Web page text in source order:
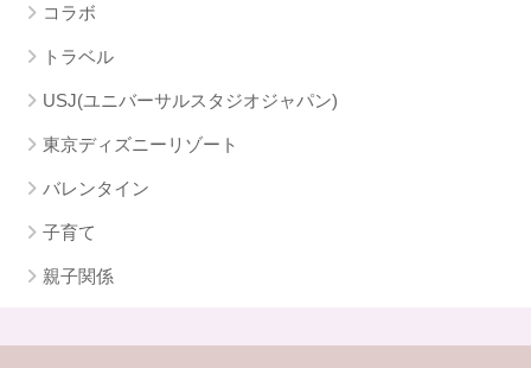
コラボ
トラベル
USJ(ユニバーサルスタジオジャパン)
東京ディズニーリゾート
バレンタイン
子育て
親子関係